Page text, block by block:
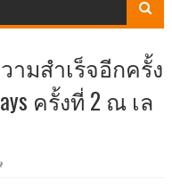
วามสำเร็จอีกครั้ง
ครั้งที่ 2 ณ เล